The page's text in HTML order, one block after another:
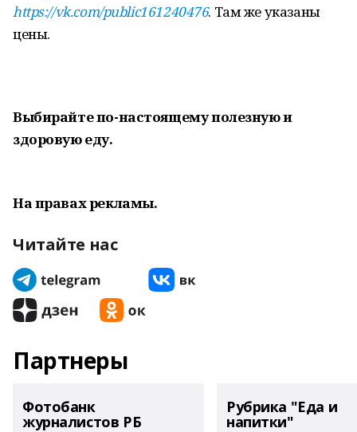
https://vk.com/public161240476. Там же указаны
цены.
Выбирайте по-настоящему полезную и
здоровую еду.
На правах рекламы.
Читайте нас
Партнеры
Фотобанк
журналистов РБ
Рубрика "Еда и
напитки"